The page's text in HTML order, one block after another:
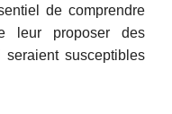
de comprendre
leur proposer des
susceptibles